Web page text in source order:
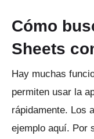
Cómo
Sheets
Hay muchas
permiten usar la
rápidamente. Los
ejemplo aquí. Por